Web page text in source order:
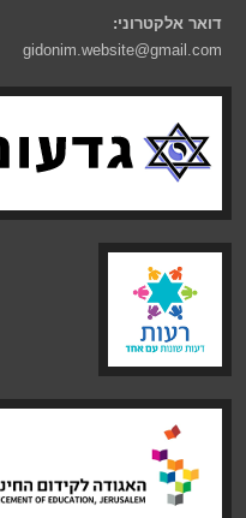
דואר אלקטרוני:
gidonim.website@gmail.com